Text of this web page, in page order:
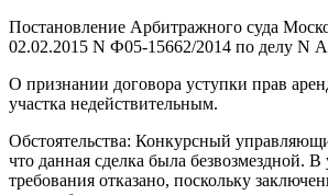
Постановление Арбитражного суда
02.02.2015 N Ф05-15662/2014 по делу N
О признании договора уступки прав
участка недействительным.
Обстоятельства: Конкурсный
что данная сделка была безвозмездной. В
требования отказано, поскольку